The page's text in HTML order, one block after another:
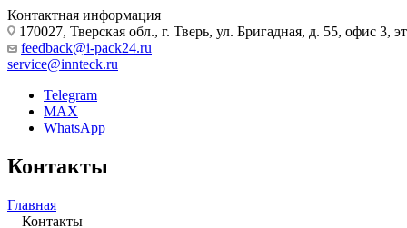
Контактная информация
170027, Тверская обл., г. Тверь, ул. Бригадная, д. 55, офис 3,
feedback@i-pack24.ru
service@innteck.ru
Telegram
MAX
WhatsApp
Контакты
Главная
—Контакты